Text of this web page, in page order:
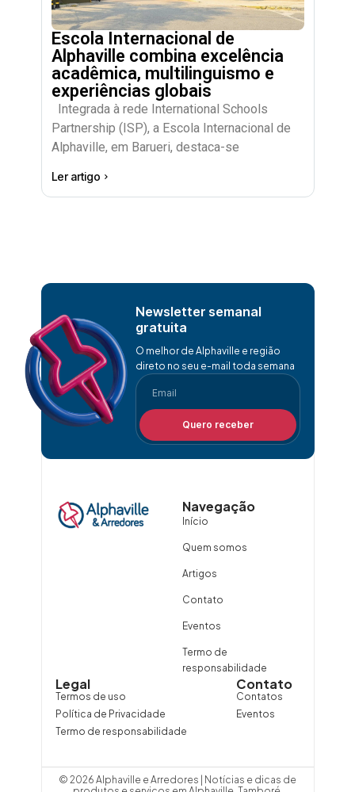
Escola Internacional de
Alphaville combina excelência
acadêmica, multilinguismo e
experiências globais
Integrada à rede International Schools
Partnership (ISP), a Escola Internacional de
Alphaville, em Barueri, destaca-se
Ler artigo
Newsletter semanal
gratuita
O melhor de Alphaville e região
direto no seu e-mail toda semana
Quero receber
Navegação
Início
Quem somos
Artigos
Contato
Eventos
Termo de
responsabilidade
Contato
Contatos
Eventos
Legal
Termos de uso
Política de Privacidade
Termo de responsabilidade
© 2026 Alphaville e Arredores | Notícias e dicas de